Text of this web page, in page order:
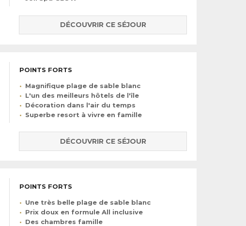
DÉCOUVRIR CE SÉJOUR
POINTS FORTS
Magnifique plage de sable blanc
L'un des meilleurs hôtels de l'île
Décoration dans l'air du temps
Superbe resort à vivre en famille
DÉCOUVRIR CE SÉJOUR
POINTS FORTS
Une très belle plage de sable blanc
Prix doux en formule All inclusive
Des chambres famille